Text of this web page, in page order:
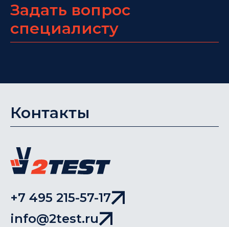
Задать вопрос
специалисту
Контакты
+7 495 215-57-17
info@2test.ru